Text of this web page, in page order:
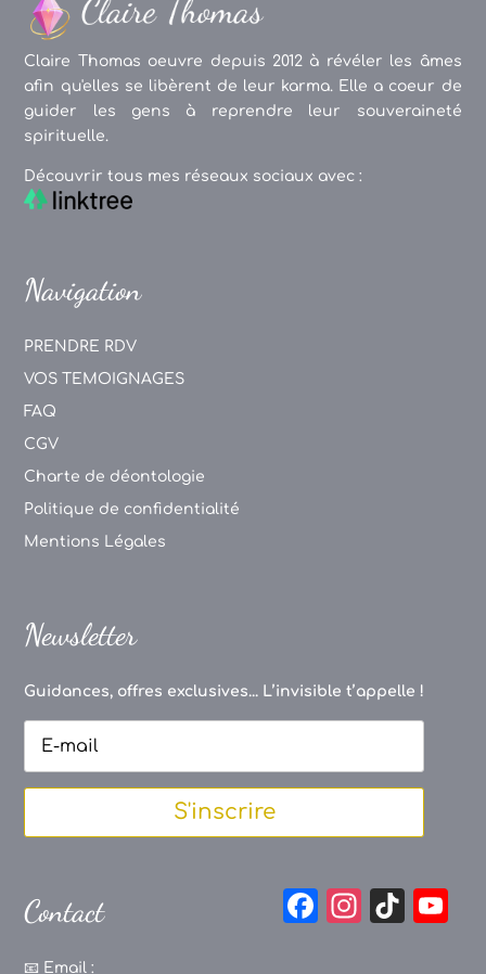
Claire Thomas oeuvre depuis 2012 à révéler les âmes
afin qu'elles se libèrent de leur karma. Elle a coeur de
guider les gens à reprendre leur souveraineté
spirituelle.
Découvrir tous mes réseaux sociaux avec :
Navigation
PRENDRE RDV
VOS TEMOIGNAGES
FAQ
CGV
Charte de déontologie
Politique de confidentialité
Mentions Légales
Newsletter
Guidances, offres exclusives... L’invisible t’appelle !
S'inscrire
Contact
📧 Email :
F
In Ti